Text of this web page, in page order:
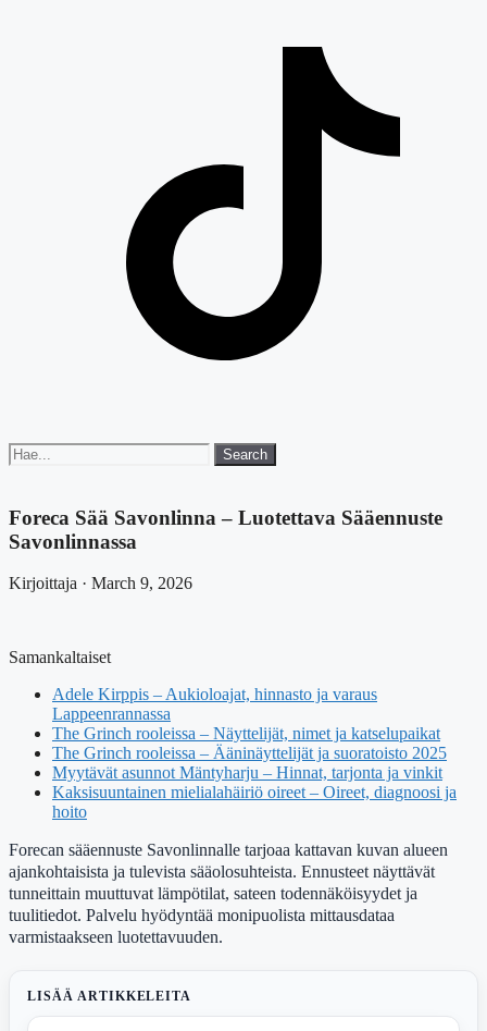
Search
for:
Search
Foreca Sää Savonlinna – Luotettava Sääennuste
Savonlinnassa
Kirjoittaja · March 9, 2026
Samankaltaiset
Adele Kirppis – Aukioloajat, hinnasto ja varaus
Lappeenrannassa
The Grinch rooleissa – Näyttelijät, nimet ja katselupaikat
The Grinch rooleissa – Ääninäyttelijät ja suoratoisto 2025
Myytävät asunnot Mäntyharju – Hinnat, tarjonta ja vinkit
Kaksisuuntainen mielialahäiriö oireet – Oireet, diagnoosi ja
hoito
Forecan sääennuste Savonlinnalle tarjoaa kattavan kuvan alueen
ajankohtaisista ja tulevista sääolosuhteista. Ennusteet näyttävät
tunneittain muuttuvat lämpötilat, sateen todennäköisyydet ja
tuulitiedot. Palvelu hyödyntää monipuolista mittausdataa
varmistaakseen luotettavuuden.
LISÄÄ ARTIKKELEITA